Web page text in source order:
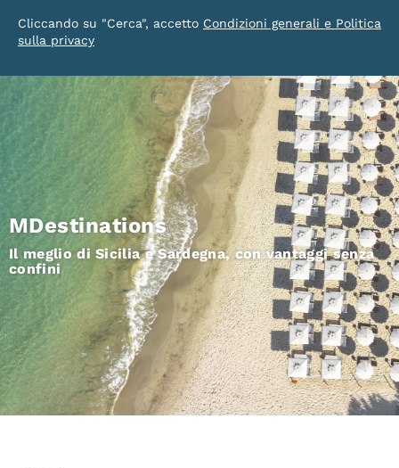
MDestinations
Il meglio di Sicilia e Sardegna, con vantaggi senza
confini
Cliccando su "Cerca", accetto Condizioni generali e Politica
sulla privacy